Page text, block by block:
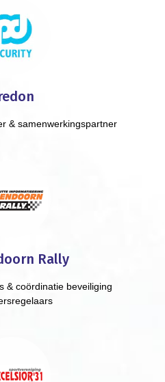
& samenwerkingspartner
Rally
& coördinatie beveiliging